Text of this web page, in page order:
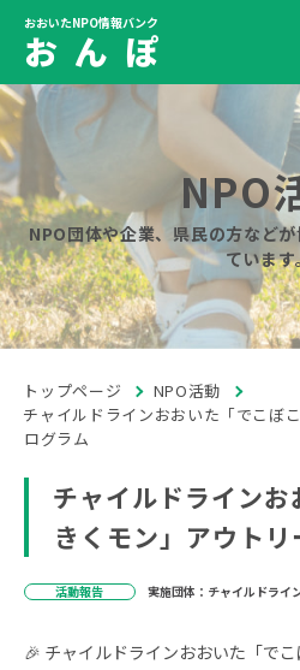
おおいたNPO情報バンク
お ん ぽ
NPO
NPO団体や企業、県民の方など
ています
トップページ
NPO活動
チャイルドラインおおいた「でこぼ
ログラム
チャイルドライン
きくモン」アウト
活動報告 実施団体：チャイルドライ
🎉 チャイルドラインおおいた「で